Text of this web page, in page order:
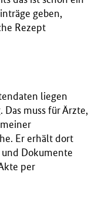
geben,
Rezept
liegen
muss für Ärzte,
Er erhält dort
Dokumente
per